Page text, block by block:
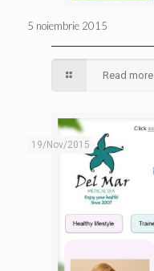
5 noiembrie 2015
Read more
19/Nov/2015